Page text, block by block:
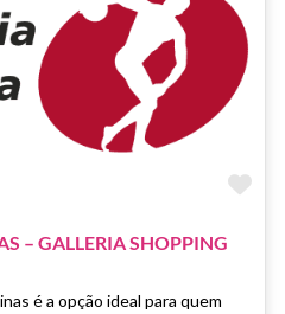
– GALLERIA SHOPPING
é a opção ideal para quem